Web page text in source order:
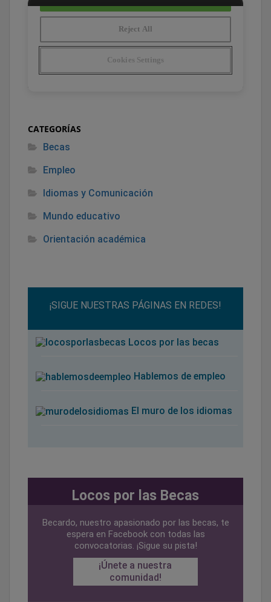
CATEGORÍAS
Becas
Empleo
Idiomas y Comunicación
Mundo educativo
Orientación académica
¡SIGUE NUESTRAS PÁGINAS EN REDES!
Locos por las becas
Hablemos de empleo
El muro de los idiomas
Locos por las Becas
Becardo, nuestro apasionado por las becas, te
espera en Facebook con todas las
convocatorias. ¡Sigue su pista!
¡Únete a nuestra
comunidad!